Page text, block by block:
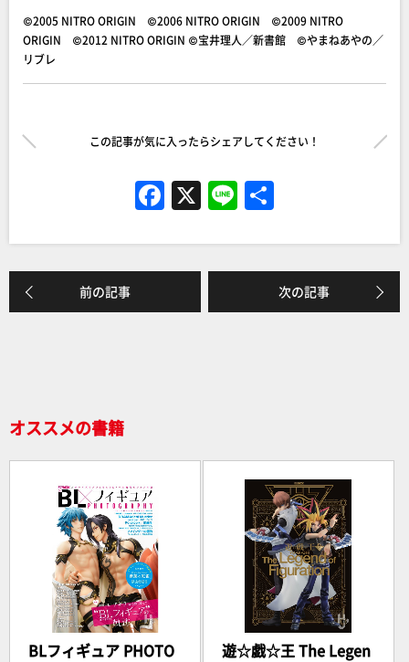
©2005 NITRO ORIGIN ©2006 NITRO ORIGIN ©2009 NITRO
ORIGIN ©2012 NITRO ORIGIN ©宝井理人／新書館 ©やまねあやの／
リブレ
この記事が気に入ったらシェアしてください！
F
c
e
b
X Li
e
前の記事 次の記事
オススメの書籍
BLフィギュア PHOTO
遊☆戯☆王 The Legen